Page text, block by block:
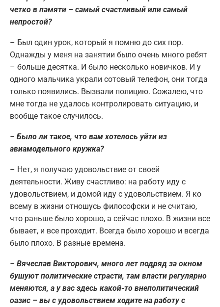
четко в памяти – самый счастливый или самый
непростой?
– Был один урок, который я помню до сих пор.
Однажды у меня на занятии было очень много ребят
– больше десятка. И было несколько новичков. И у
одного мальчика украли сотовый телефон, они тогда
только появились. Вызвали полицию. Сожалею, что
мне тогда не удалось контролировать ситуацию, и
вообще такое случилось.
– Было ли такое, что вам хотелось уйти из
авиамодельного кружка?
– Нет, я получаю удовольствие от своей
деятельности. Живу счастливо: на работу иду с
удовольствием, и домой иду с удовольствием. Я ко
всему в жизни отношусь философски и не считаю,
что раньше было хорошо, а сейчас плохо. В жизни все
бывает, и все проходит. Всегда было хорошо и всегда
было плохо. В разные времена.
– Вячеслав Викторович, много лет подряд за окном
бушуют политические страсти, там власти регулярно
меняются, а у вас здесь какой-то внеполитический
оазис – вы с удовольствием ходите на работу с